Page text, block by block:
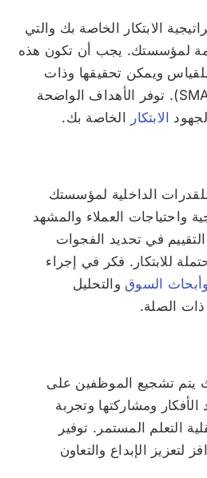
الابتكار الخاصة بك والتي
لمؤسستك. يجب أن تكون هذه
ويمكن تحقيقها وذات
صلة ومحددة زمنياً (SMART). توفر الأهداف الواضحة
الابتكار الخاصة بك.
الداخلية لمؤسستك
واحتياجات العملاء والمشهد
في تحديد الفجوات
للابتكار. فكر في إجراء
وأبحاث السوق والتحليل
ذات الصلة.
يتم تشجيع الموظفين على
ومشاركتها وتجربة
التعلم المستمر. توفير
لتعزيز الإبداع والتعاون